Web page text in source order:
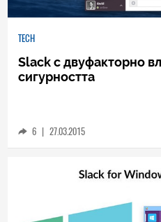
TECH
Slack с двуфакторно
сигурността
6 | 27.03.2015